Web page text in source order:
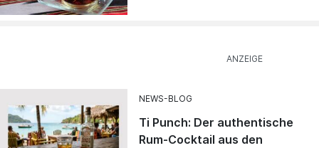
NEWS-BLOG
Ti Punch: Der authentische
Rum-Cocktail aus den